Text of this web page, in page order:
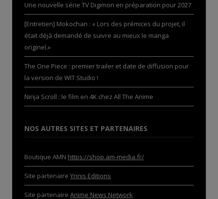
Une nouvelle série TV Digimon en préparation pour 2027
[Entretien] Mokochan : « Lors des prémices du projet, il
était déjà demandé de suivre au mieux le manga
originel.»
The One Piece : premier trailer et date de diffusion pour
la version de WIT Studio !
Ninja Scroll : le film en 4K chez All The Anime
NOS AUTRES SITES ET PARTENAIRES
Boutique AMN https://shop.am-media.fr/
Site partenaire Ynnis Editions
Site partenaire Anime News Network